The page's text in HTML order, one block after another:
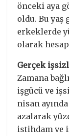
önceki aya
oldu. Bu yaş
erkeklerde
olarak
Gerçek
Zamana
işgücü ve
nisan
azalarak
istihdam ve